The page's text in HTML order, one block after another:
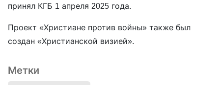
принял КГБ 1 апреля 2025 года.
Проект «Христиане против войны» также был
создан «Христианской визией».
Метки